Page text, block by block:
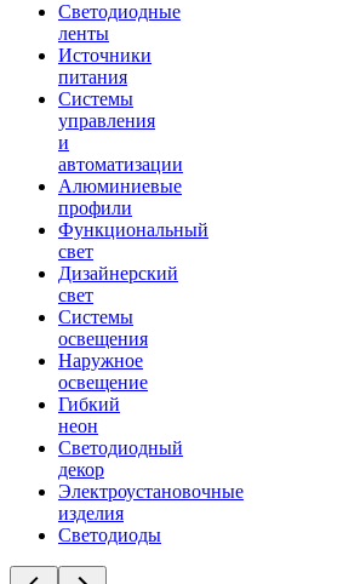
Светодиодные
ленты
Источники
питания
Системы
управления
и
автоматизации
Алюминиевые
профили
Функциональный
свет
Дизайнерский
свет
Системы
освещения
Наружное
освещение
Гибкий
неон
Светодиодный
декор
Электроустановочные
изделия
Светодиоды